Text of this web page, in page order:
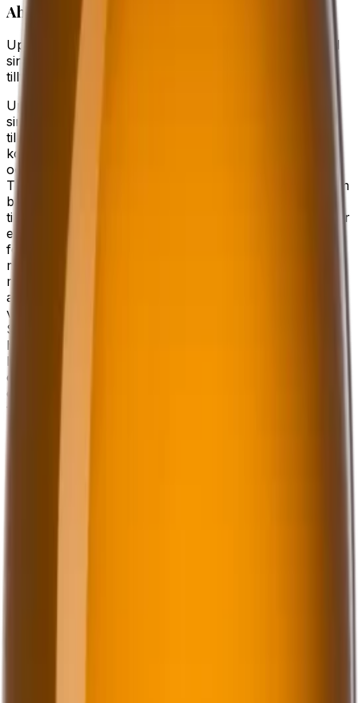
Ahlafors IPA
Upptäck vår Extra Special Bitter, en öl som förför med
sin välbalanserade brittiska stil. Den är skapad för att
tilltala den kräsne ölälskaren som söker en rik och…
Upptäck vår Extra Special Bitter, en öl som förför med
sin välbalanserade brittiska stil. Den är skapad för att
tilltala den kräsne ölälskaren som söker en rik och
komplex smakupplevelse. Den maltiga smaken är tydlig
och fyllig, där inslag av rågbröd ger en rustik karaktär.
Tillsammans med torkad frukt skapar den en sötma som
balanserar den beska tonen. Knäck och apelsinskal
tillför en subtil sötma och friskhet, medan kryddorna ger
en varm och inbjudande eftersmak. Denna öl är perfekt
för den som vill njuta av en traditionell brittisk stil med
moderna inslag. Den passar utmärkt till mat som rätter
med kraftiga smaker, ostbrickor eller som en
avkopplande dryck vid sociala tillfällen. Med sin
välbalanserade profil och rika aromer erbjuder Extra
Special Bitter en njutning för alla sinnen. Upplev en
humlearomatisk smak med inslag av knäckebröd,
honung, timjan och citrus. Denna öl levererar en frisk
och aromatisk smakprofil som tilltalar den moderna
ölälskaren och passar utmärkt till en mängd olika
tillfällen.